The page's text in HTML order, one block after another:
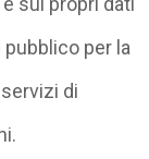
per la
di